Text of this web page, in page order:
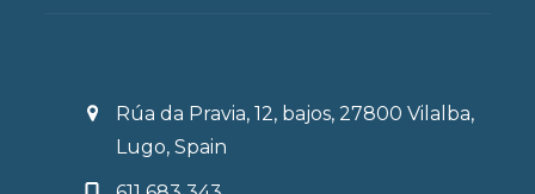
Rúa da Pravia, 12, bajos, 27800 Vilalba,
Lugo, Spain